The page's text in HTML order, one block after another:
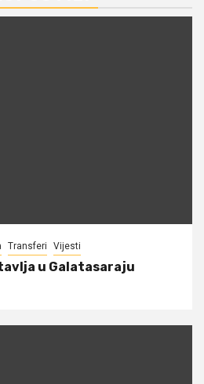
Transferi Vijesti
u Galatasaraju